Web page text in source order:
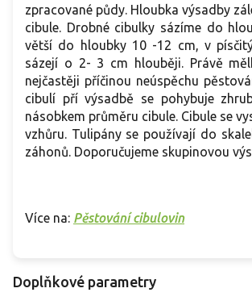
zpracované půdy. Hloubka výsadby
cibule. Drobné cibulky sázíme do
větší do hloubky 10 -12 cm, v
sázejí o 2- 3 cm hlouběji. Právě
nejčastěji příčinou neúspěchu
cibulí pří výsadbě se pohybuje
násobkem průměru cibule. Cibule se
vzhůru. Tulipány se používají do
záhonů. Doporučujeme skupinovou
Více na: Pěstování cibulovin
Doplňkové parametry